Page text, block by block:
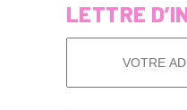
LETTRE